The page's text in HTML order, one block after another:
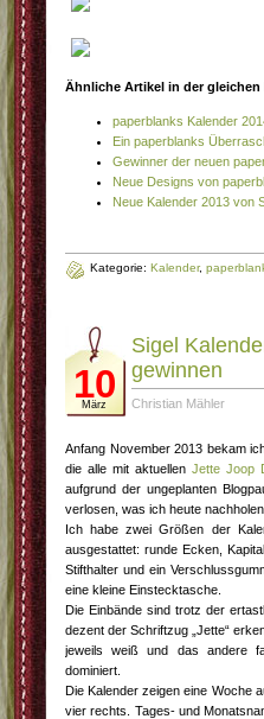
Ähnliche Artikel in der gleichen
paperblanks Kalender
Ein paperblanks
Gewinner der neuen
Neue Designs von
Neue Kalender 2013 von
Kategorie: Kalender,
10
März
Sigel
gewinnen
Christian Mähler
Anfang November 2013 bekam
die alle mit aktuellen Jette Joop
aufgrund der ungeplanten
verlosen, was ich heute
Ich habe zwei Größen der
ausgestattet: runde Ecken,
Stifthalter und ein
eine kleine Einstecktasche.
Die Einbände sind trotz der
dezent der Schriftzug „Jette“
jeweils weiß und das andere
dominiert.
Die Kalender zeigen eine Woche
vier rechts. Tages- und